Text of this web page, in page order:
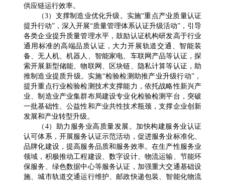
供应链运行效率。
（3）支撑制造业优化升级。实施“重点产业质量认证
提升行动”，深入开展“质量管理体系认证升级活动”，引导
各类企业提升质量管理水平，鼓励认证机构研发高于行业
通用标准的高端品质认证，大力开展轨道交通、智能装
备、无人机、机器人、智能家电、车联网产品等认证，探
索开展新型储能、物联网、区块链、隐私计算等认证，助
推制造业提质升级。实施“检验检测助推产业升级行动”，
提升重点行业检验检测技术支撑能力，依托战略性新兴产
业、制造业产业集群布局建设专业化检验检测平台，突破
一批基础性、公益性和产业共性技术瓶颈，支撑企业创新
发展和产业转型升级。
（4）助力服务业高质量发展。加快构建服务业认证
认可体系，开展服务认证示范活动，促进服务业标准化、
品牌化建设，提高服务品质和服务效率。在生产性服务业
领域，积极推动工程建设、数字设计、物流运输、节能环
保服务、绿色数据中心等服务认证，加强重大交通基础设
施、城市轨道交通运行维护、邮政快递包装、智能化物流